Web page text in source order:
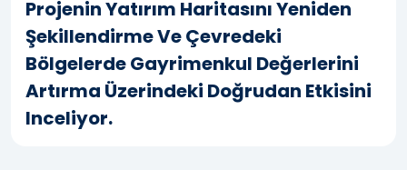
Projenin Yatırım Haritasını Yeniden
Şekillendirme Ve Çevredeki
Bölgelerde Gayrimenkul Değerlerini
Artırma Üzerindeki Doğrudan Etkisini
Inceliyor.